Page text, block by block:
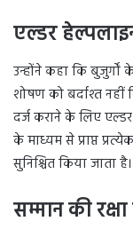
एल्डर
उन्होंने कहा कि बुजुर्गों
शोषण को बर्दाश्त
दर्ज कराने के लिए
के माध्यम से प्राप्त
सुनिश्चित किया जाता है।
सम्मान की